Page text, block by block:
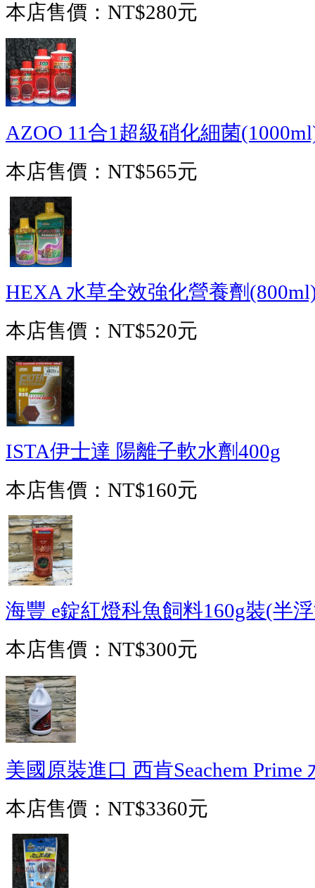
本店售價： NT$280元
AZOO 11合1超級硝化細菌
本店售價： NT$565元
HEXA 水草全效強化營養劑
本店售價： NT$520元
ISTA伊士達 陽離子軟水劑400g
本店售價： NT$160元
海豐 e錠紅燈科魚飼料160g裝(半
本店售價： NT$300元
美國原裝進口 西肯Seachem Prime
本店售價： NT$3360元